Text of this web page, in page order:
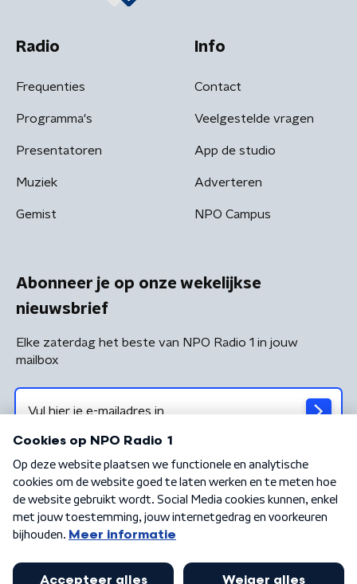
Radio
Frequenties
Programma's
Presentatoren
Muziek
Gemist
Info
Contact
Veelgestelde vragen
App de studio
Adverteren
NPO Campus
Abonneer je op onze wekelijkse
nieuwsbrief
Elke zaterdag het beste van NPO Radio 1 in jouw
mailbox
Algemene voorwaarden